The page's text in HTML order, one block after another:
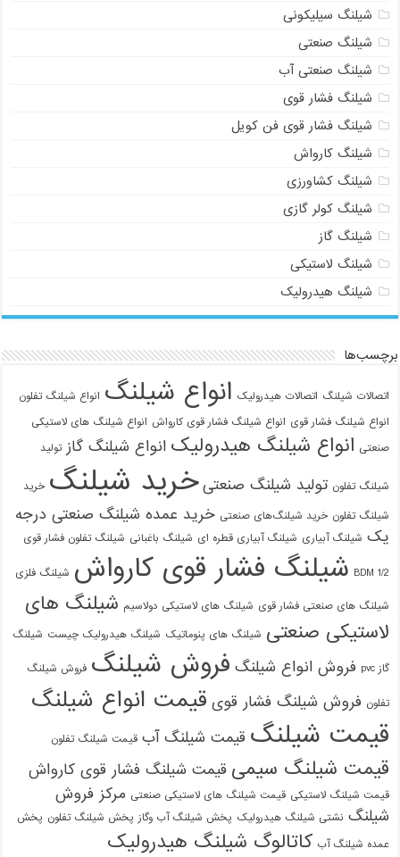
شیلنگ سیلیکونی
شیلنگ صنعتی
شیلنگ صنعتی آب
شیلنگ فشار قوی
شیلنگ فشار قوی فن کویل
شیلنگ کارواش
شیلنگ کشاورزی
شیلنگ کولر گازی
شیلنگ گاز
شیلنگ لاستیکی
شیلنگ هیدرولیک
برچسب‌ها
اتصالات شیلنگ اتصالات هیدرولیک انواع شیلنگ انواع شیلنگ تفلون
انواع شیلنگ فشار قوی انواع شیلنگ فشار قوی کارواش انواع شیلنگ های لاستیکی
صنعتی انواع شیلنگ هیدرولیک انواع شیلنگ گاز تولید
شیلنگ تفلون تولید شیلنگ صنعتی خرید شیلنگ خرید
شیلنگ تفلون خرید شیلنگ‌های صنعتی خرید عمده شیلنگ صنعتی درجه
یک شیلنگ آبیاری شیلنگ آبیاری قطره ای شیلنگ باغبانی شیلنگ تفلون فشار قوی
1/2 BDM شیلنگ فشار قوی کارواش شیلنگ فلزی
شیلنگ های صنعتی فشار قوی شیلنگ های لاستیکی دولاسیم شیلنگ های
لاستیکی صنعتی شیلنگ های پنوماتیک شیلنگ هیدرولیک چیست شیلنگ
گاز pvc فروش انواع شیلنگ فروش شیلنگ فروش شیلنگ
تفلون فروش شیلنگ فشار قوی قیمت انواع شیلنگ
قیمت شیلنگ قیمت شیلنگ آب قیمت شیلنگ تفلون
قیمت شیلنگ سیمی قیمت شیلنگ فشار قوی کارواش
قیمت شیلنگ لاستیکی قیمت شیلنگ های لاستیکی صنعتی مرکز فروش
شیلنگ نشتی شیلنگ هیدرولیک پخش شیلنگ آب وگاز پخش شیلنگ تفلون پخش
عمده شیلنگ آب کاتالوگ شیلنگ هیدرولیک